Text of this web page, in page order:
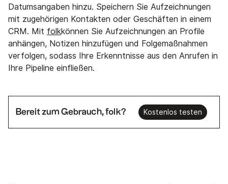
Datumsangaben hinzu. Speichern Sie Aufzeichnungen
mit zugehörigen Kontakten oder Geschäften in einem
CRM. Mit folkkönnen Sie Aufzeichnungen an Profile
anhängen, Notizen hinzufügen und Folgemaßnahmen
verfolgen, sodass Ihre Erkenntnisse aus den Anrufen in
Ihre Pipeline einfließen.
Bereit zum Gebrauch, folk? Kostenlos testen